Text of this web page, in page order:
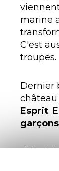
marine
C'est
troupes.
Dernier
Esprit.
garçons
Si le